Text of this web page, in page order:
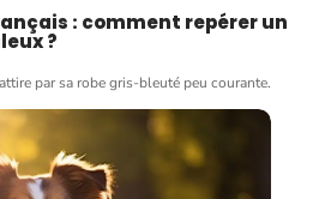
: comment repérer un
?
par sa robe gris-bleuté peu courante.